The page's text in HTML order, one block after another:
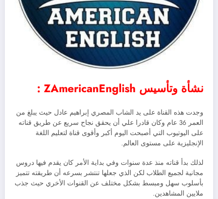
نشأة وتأسيس ZAmericanEnglish :
وجدت هذه القناة على يد الشاب المصري إبراهيم عادل حيث يبلغ من
العمر 36 عام وكان قادرا علي أن يحقق نجاح سريع عن طريق قناته
على اليوتيوب التي أصبحت اليوم أكبر وأقوى قناة لتعليم اللغة
الإنجليزية على مستوى العالم.
لذلك بدأ قناته منذ عدة سنوات وفي بداية الأمر كان يقدم فيها دروس
مجانية لجميع الطلاب لكن الذي جعلها تنتشر بسرعه أن طريقته تتميز
بأسلوب سهل ومبسط بشكل مختلف عن القنوات الأخري حيث جذب
ملايين المشاهدين.